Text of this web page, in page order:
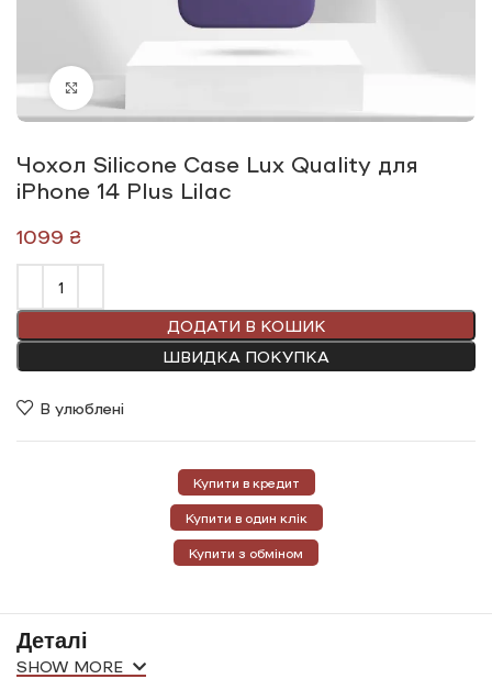
Чохол Silicone Сase Lux Quality для
iPhone 14 Plus Lilac
₴
ДОДАТИ В КОШИК
ШВИДКА ПОКУПКА
В улюблені
Купити в кредит
Купити в один клік
Купити з обміном
Деталі
SHOW MORE